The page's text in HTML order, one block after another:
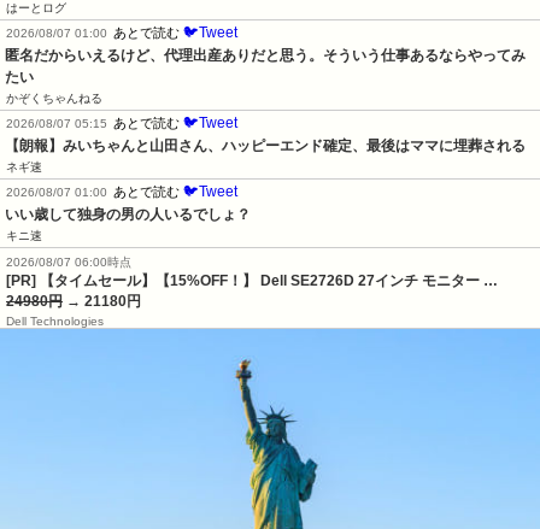
はーとログ
2026/08/07 01:00
あとで読む 🐦Tweet
匿名だからいえるけど、代理出産ありだと思う。そういう仕事あるならやってみ
たい
かぞくちゃんねる
2026/08/07 05:15
あとで読む 🐦Tweet
【朗報】みいちゃんと山田さん、ハッピーエンド確定、最後はママに埋葬される
ネギ速
2026/08/07 01:00
あとで読む 🐦Tweet
いい歳して独身の男の人いるでしょ？
キニ速
2026/08/07 06:00時点
[PR] 【タイムセール】【15%OFF！】 Dell SE2726D 27インチ モニター …
24980円 → 21180円
Dell Technologies